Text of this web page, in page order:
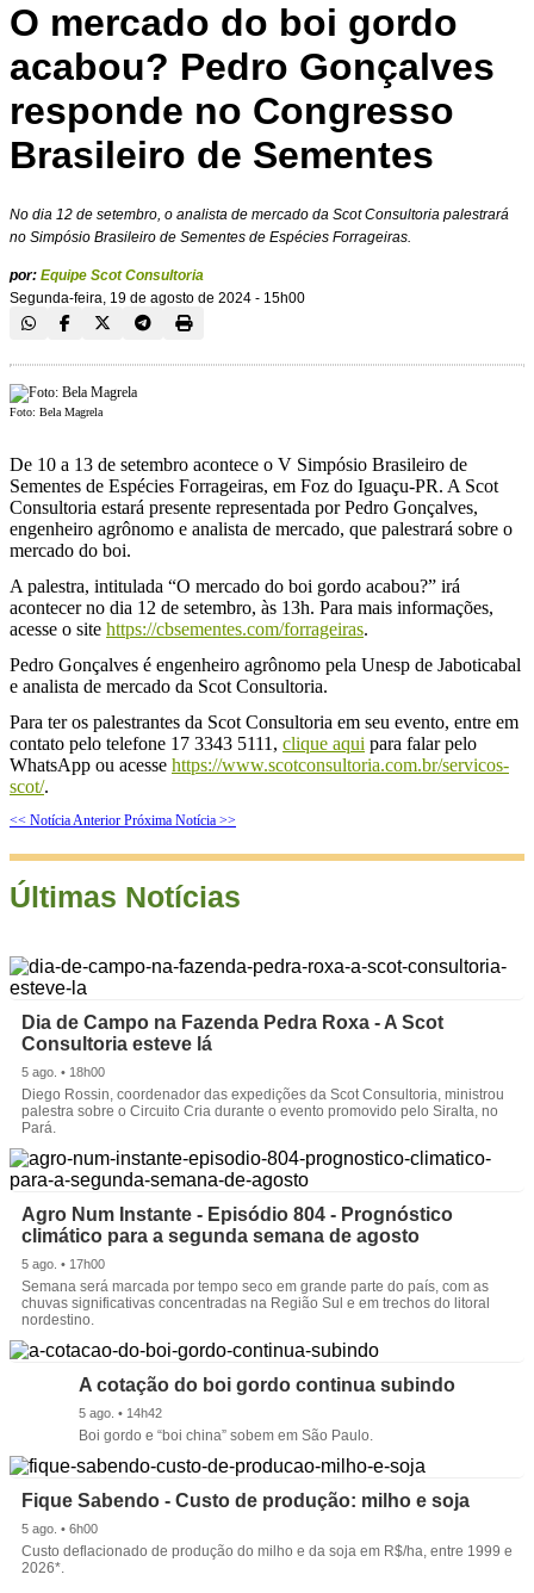
O mercado do boi gordo
acabou? Pedro Gonçalves
responde no Congresso
Brasileiro de Sementes
No dia 12 de setembro, o analista de mercado da Scot Consultoria palestrará
no Simpósio Brasileiro de Sementes de Espécies Forrageiras.
por: Equipe Scot Consultoria
Segunda-feira, 19 de agosto de 2024 - 15h00
Foto: Bela Magrela
De 10 a 13 de setembro acontece o V Simpósio Brasileiro de
Sementes de Espécies Forrageiras, em Foz do Iguaçu-PR. A Scot
Consultoria estará presente representada por Pedro Gonçalves,
engenheiro agrônomo e analista de mercado, que palestrará sobre o
mercado do boi.
A palestra, intitulada “O mercado do boi gordo acabou?” irá
acontecer no dia 12 de setembro, às 13h. Para mais informações,
acesse o site https://cbsementes.com/forrageiras.
Pedro Gonçalves é engenheiro agrônomo pela Unesp de Jaboticabal
e analista de mercado da Scot Consultoria.
Para ter os palestrantes da Scot Consultoria em seu evento, entre em
contato pelo telefone 17 3343 5111, clique aqui para falar pelo
WhatsApp ou acesse https://www.scotconsultoria.com.br/servicos-
scot/.
<< Notícia Anterior Próxima Notícia >>
Últimas Notícias
Dia de Campo na Fazenda Pedra Roxa - A Scot
Consultoria esteve lá
5 ago. • 18h00
Diego Rossin, coordenador das expedições da Scot Consultoria, ministrou
palestra sobre o Circuito Cria durante o evento promovido pelo Siralta, no
Pará.
Agro Num Instante - Episódio 804 - Prognóstico
climático para a segunda semana de agosto
5 ago. • 17h00
Semana será marcada por tempo seco em grande parte do país, com as
chuvas significativas concentradas na Região Sul e em trechos do litoral
nordestino.
A cotação do boi gordo continua subindo
5 ago. • 14h42
Boi gordo e “boi china” sobem em São Paulo.
Fique Sabendo - Custo de produção: milho e soja
5 ago. • 6h00
Custo deflacionado de produção do milho e da soja em R$/ha, entre 1999 e
2026*.